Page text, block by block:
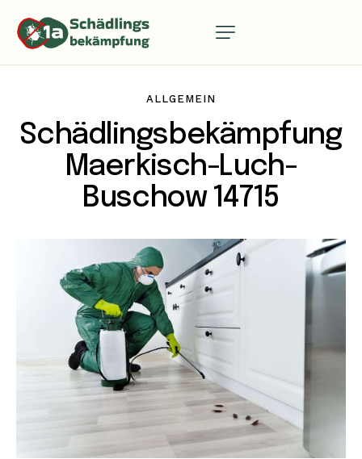
ALLGEMEIN
Schädlingsbekämpfung
Maerkisch-Luch-
Buschow 14715